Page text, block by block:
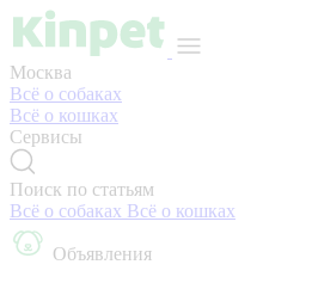
Москва
Всё о собаках
Всё о кошках
Сервисы
Поиск по статьям
Всё о собаках Всё о кошках
Объявления